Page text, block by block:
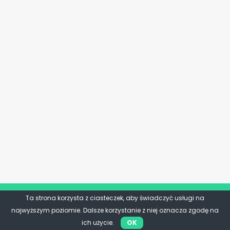
Ta strona korzysta z ciasteczek, aby świadczyć usługi na
najwyższym poziomie. Dalsze korzystanie z niej oznacza zgodę na
ich użycie.
OK